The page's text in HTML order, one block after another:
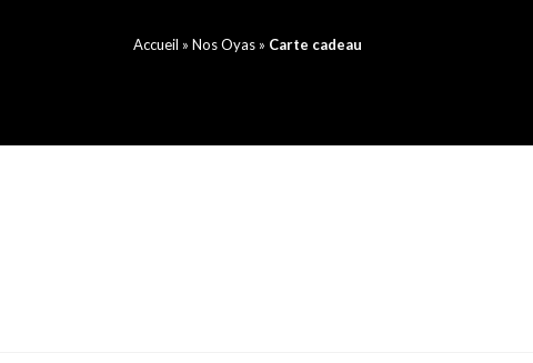
Accueil » Nos Oyas » Carte cadeau